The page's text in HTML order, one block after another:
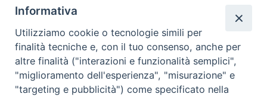
Redazione
Scrivici
Informativa
Utilizziamo cookie o tecnologie simili per
finalità tecniche e, con il tuo consenso, anche per
altre finalità ("interazioni e funzionalità semplici",
"miglioramento dell'esperienza", "misurazione" e
"targeting e pubblicità") come specificato nella